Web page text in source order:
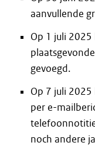
aanvullende
Op 1 juli
gevoegd.
Op 7 juli
per e-
noch andere